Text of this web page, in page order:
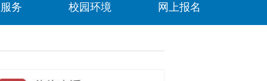
务 校园环境 网上报名